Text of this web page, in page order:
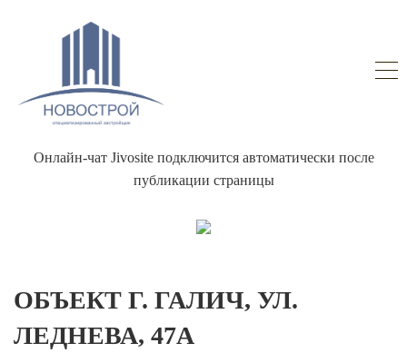
Онлайн-чат Jivosite подключится автоматически после
публикации страницы
ОБЪЕКТ Г. ГАЛИЧ, УЛ.
ЛЕДНЕВА, 47А